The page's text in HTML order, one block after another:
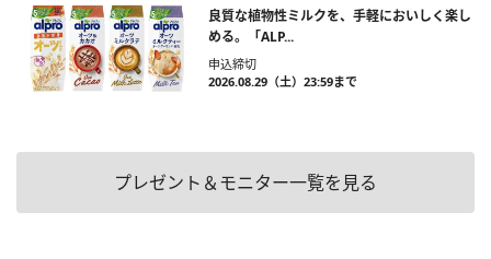
良質な植物性ミルクを、手軽においしく楽し
める。「ALP...
申込締切
2026.08.29（土）23:59まで
プレゼント＆モニター一覧を見る